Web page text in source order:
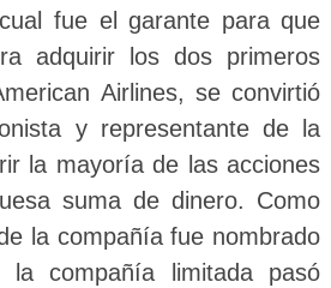
fue el garante para que
adquirir los dos primeros
Airlines, se convirtió
y representante de la
la mayoría de las acciones
suma de dinero. Como
la compañía fue nombrado
compañía limitada pasó